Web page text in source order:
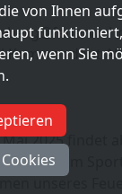
2025 findet
am
von Ihnen
wenn Sie